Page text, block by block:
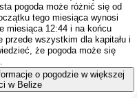
pogoda może różnić się od
tego miesiąca wynosi
miesiąca 12:44 i na końcu
wszystkim dla kapitału i
że pogoda może się
o pogodzie w większej
w Belize